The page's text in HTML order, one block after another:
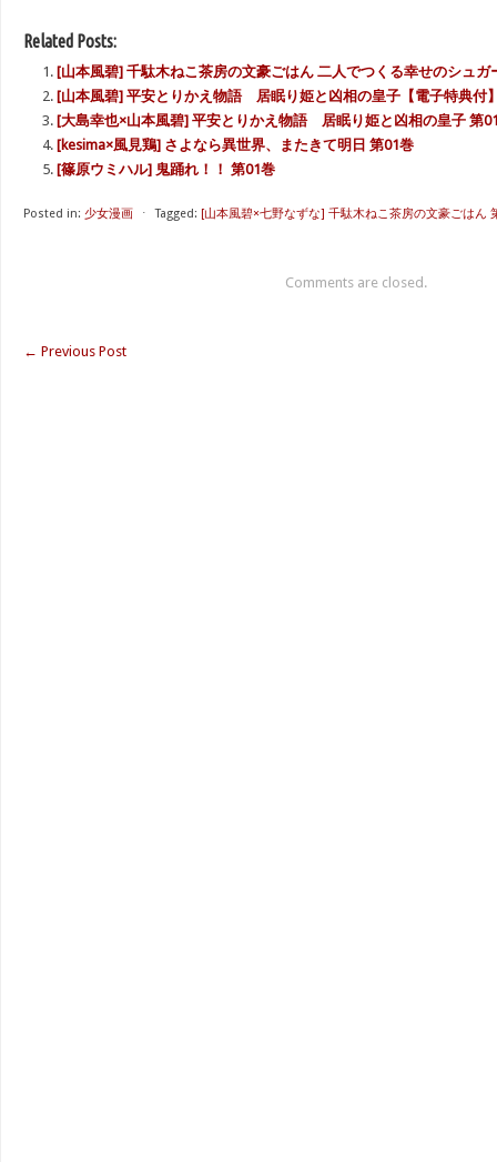
Related Posts:
[山本風碧] 千駄木ねこ茶房の文豪ごはん 二人でつくる幸せのシュガ
[山本風碧] 平安とりかえ物語 居眠り姫と凶相の皇子【電子特典付
[大島幸也×山本風碧] 平安とりかえ物語 居眠り姫と凶相の皇子 第
[kesima×風見鶏] さよなら異世界、またきて明日 第01巻
[篠原ウミハル] 鬼踊れ！！ 第01巻
Posted in: 少女漫画 ⋅ Tagged: [山本風碧×七野なずな] 千駄木ねこ茶房の文豪ごはん
Comments are closed.
← Previous Post